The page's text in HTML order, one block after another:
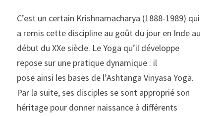
C’est un certain Krishnamacharya (1888-1989) qui
a remis cette discipline au goût du jour en Inde au
début du XXe siècle. Le Yoga qu’il développe
repose sur une pratique dynamique : il
pose ainsi les bases de l’Ashtanga Vinyasa Yoga.
Par la suite, ses disciples se sont approprié son
héritage pour donner naissance à différents